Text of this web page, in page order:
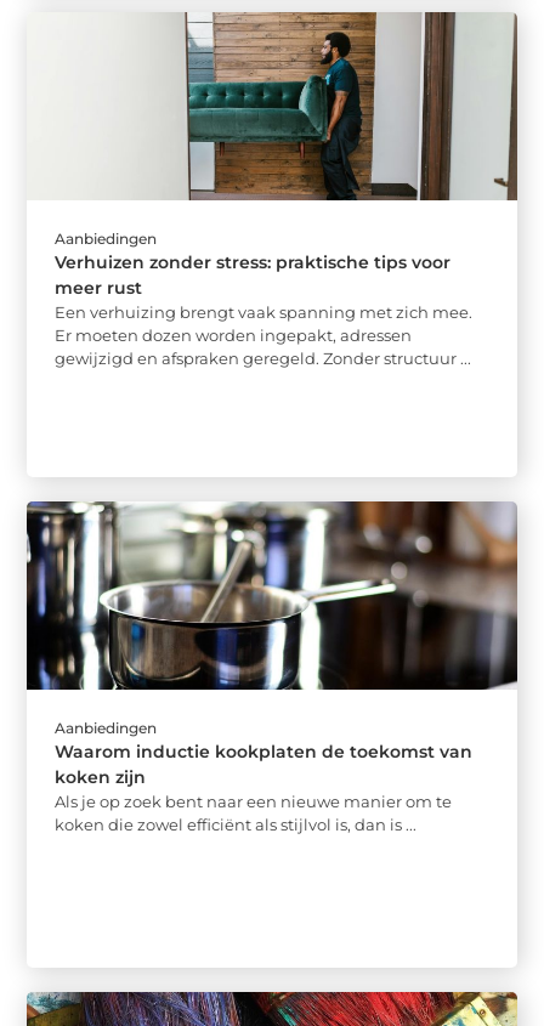
Aanbiedingen
Verhuizen zonder stress: praktische tips voor
meer rust
Een verhuizing brengt vaak spanning met zich mee.
Er moeten dozen worden ingepakt, adressen
gewijzigd en afspraken geregeld. Zonder structuur ...
Aanbiedingen
Waarom inductie kookplaten de toekomst van
koken zijn
Als je op zoek bent naar een nieuwe manier om te
koken die zowel efficiënt als stijlvol is, dan is ...